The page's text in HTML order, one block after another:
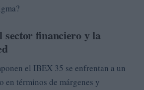
sector financiero y la
el IBEX 35 se enfrentan a un
en términos de márgenes y